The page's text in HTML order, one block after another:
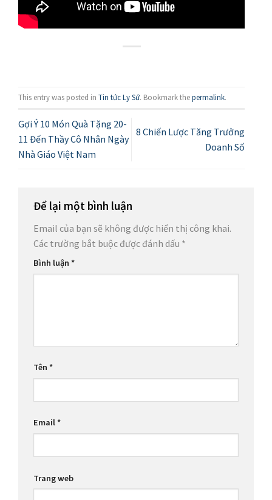
This entry was posted in Tin tức Ly Sứ. Bookmark thepermalink.
Gợi Ý 10 Món Quà Tặng 20-
11 Đến Thầy Cô Nhân Ngày
Nhà Giáo Việt Nam
8 Chiến Lược Tăng Trưởng
Doanh Số
Để lại một bình luận
Email của bạn sẽ không được hiển thị công khai.
Các trường bắt buộc được đánh dấu *
Bình luận *
Tên *
Email*
Trang web